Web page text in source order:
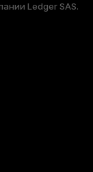
Ledger SAS.